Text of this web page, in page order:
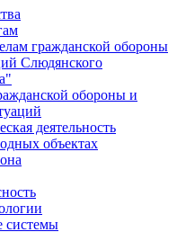
гражданской обороны
Слюдянского
обороны и
деятельность
объектах